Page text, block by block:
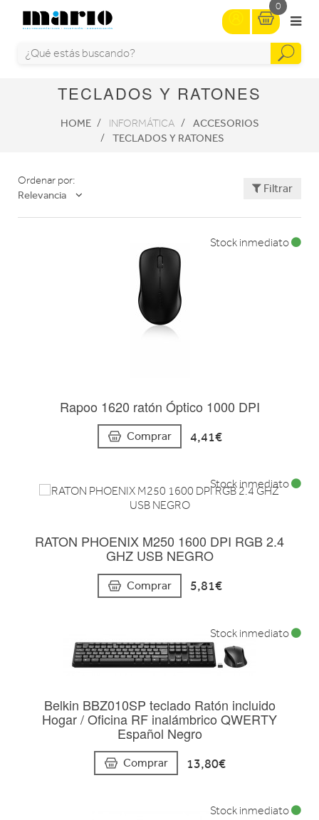
0
TECLADOS Y RATONES
HOME INFORMÁTICA
ACCESORIOS
TECLADOS Y RATONES
Ordenar por:
Relevancia
Filtrar
Rapoo 1620 ratón Óptico 1000 DPI
Comprar 4,41€
Stock inmediato
RATON PHOENIX M250 1600 DPI RGB 2.4
GHZ USB NEGRO
Comprar 5,81€
Stock inmediato
Belkin BBZ010SP teclado Ratón incluido
Hogar / Oficina RF inalámbrico QWERTY
Español Negro
Comprar 13,80€
Stock inmediato
Stock inmediato